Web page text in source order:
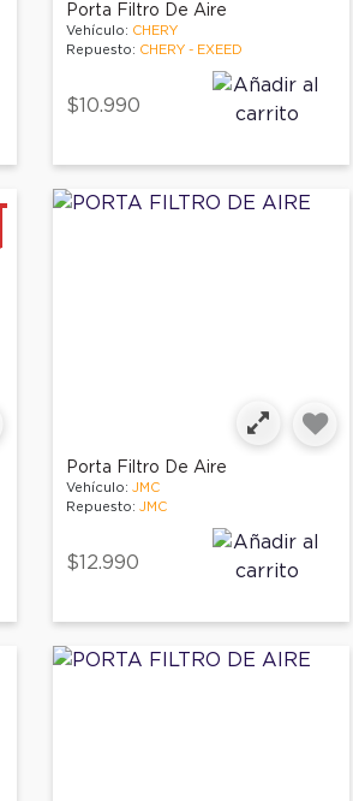
Porta Filtro De Aire
Vehículo: CHERY
Repuesto: CHERY - EXEED
$10.990
Porta Filtro De Aire
Vehículo: JMC
Repuesto: JMC
$12.990